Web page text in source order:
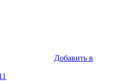
Добавить в